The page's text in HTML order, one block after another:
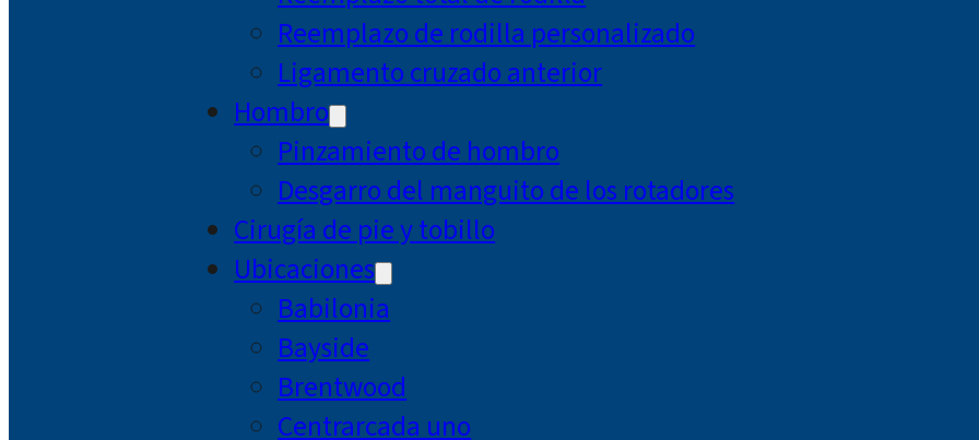
Reemplazo de rodilla personalizado
Ligamento cruzado anterior
Hombro
Pinzamiento de hombro
Desgarro del manguito de los rotadores
Cirugía de pie y tobillo
Ubicaciones
Babilonia
Bayside
Brentwood
Centrarcada uno